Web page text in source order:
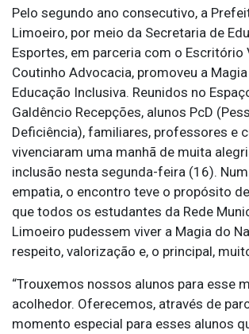
Pelo segundo ano consecutivo, a
Limoeiro, por meio da Secretaria de
Esportes, em parceria com o Escritório
Coutinho Advocacia, promoveu a
Educação Inclusiva. Reunidos no
Galdêncio Recepções, alunos PcD
Deficiência), familiares, professores e
vivenciaram uma manhã de muita
inclusão nesta segunda-feira (16).
empatia, o encontro teve o propósito
que todos os estudantes da Rede
Limoeiro pudessem viver a Magia do
respeito, valorização e, o principal,
“Trouxemos nossos alunos para esse
acolhedor. Oferecemos, através de
momento especial para esses alunos